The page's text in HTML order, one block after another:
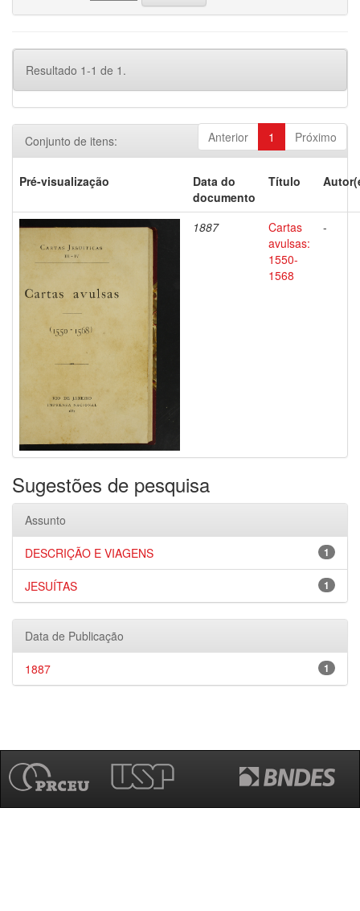
Resultado 1-1 de 1.
Anterior 1 Próximo
Conjunto de itens:
Pré-visualização
Data do
documento
Título
1887
Cartas
avulsas:
1550-
1568
-
Sugestões de pesquisa
Assunto
1
DESCRIÇÃO E VIAGENS
1
JESUÍTAS
Data de Publicação
1
1887